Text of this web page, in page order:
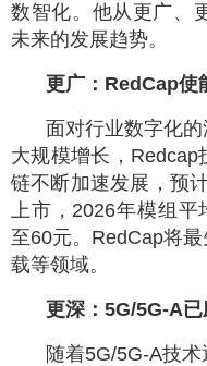
数智化。他从更广、
未来的发展趋势。
更广：RedCap使
面对行业数字化
大规模增长，Redcap
链不断加速发展，预
上市，2026年模组平
至60元。RedCap将
载等领域。
更深：5G/5G-A
随着5G/5G-A技